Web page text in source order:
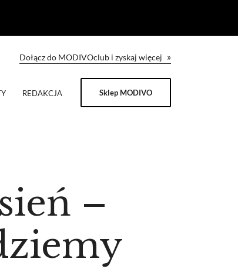
Dołącz do MODIVOclub i zyskaj więcej »
REDAKCJA Sklep MODIVO
–